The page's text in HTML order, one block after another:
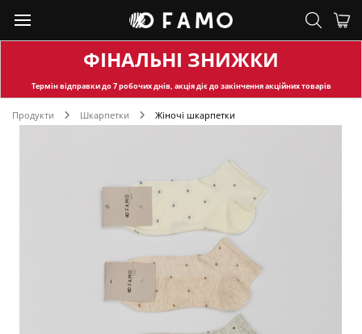
ФІНАЛЬНІ ЗНИЖКИ
Термін відправкидо 7 робочих днів, акція діє до закінчення акційних товарів
Продукти Шкарпетки Жіночі шкарпетки